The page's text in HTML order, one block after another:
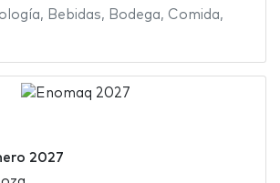
, Bebidas, Bodega, Comida,
2027